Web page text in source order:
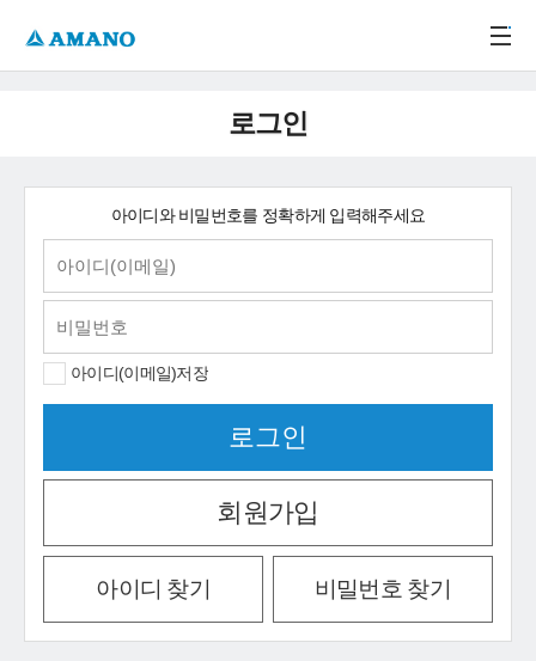
로그인
아이디와 비밀번호를 정확하게 입력해주세요
아이디(이메일)저장
회원가입
아이디 찾기 비밀번호 찾기